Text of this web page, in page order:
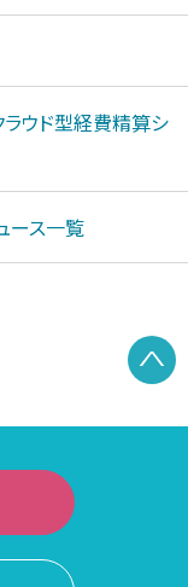
ラウド型経費精算シ
ース一覧